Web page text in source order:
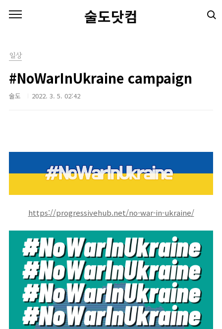
술도닷컴
일상
#NoWarInUkraine campaign
술도 2022. 3. 5. 02:42
https://progressivehub.net/no-war-in-ukraine/